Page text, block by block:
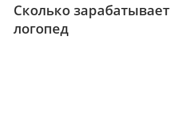
Сколько зарабатывает
логопед